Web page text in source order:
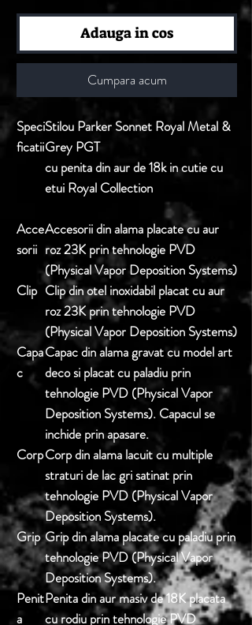
Adauga in cos
Cumpara acum
Speci
ficatii
Stilou Parker Sonnet Royal Metal &
Grey PGT
cu penita din aur de 18k in cutie cu
etui Royal Collection
Acce
sorii
Accesorii din alama placate cu aur
roz 23K prin tehnologie PVD
(Physical Vapor Deposition Systems)
Clip Clip din otel inoxidabil placat cu aur
roz 23K prin tehnologie PVD
(Physical Vapor Deposition Systems)
Capa
c
Capac din alama gravat cu model art
deco si placat cu paladiu prin
tehnologie PVD (Physical Vapor
Deposition Systems). Capacul se
inchide prin apasare.
CorpCorp din alama lacuit cu multiple
straturi de lac gri satinat prin
tehnologie PVD (Physical Vapor
Deposition Systems).
Grip Grip din alama placate cu paladiu prin
tehnologie PVD (Physical Vapor
Deposition Systems).
Penit
a
Penita din aur masiv de 18K placata
cu rodiu prin tehnologie PVD